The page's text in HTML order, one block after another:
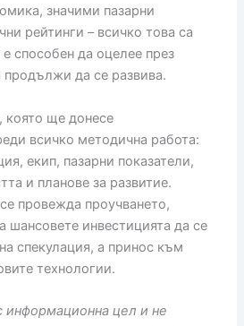
значими пазарни
рейтинги – всичко това са
способен да оцелее през
продължи да се развива.
която ще донесе
всичко методична работа:
екип, пазарни показатели,
и планове за развитие.
провежда проучването,
шансовете инвестицията да се
спекулация, а принос към
технологии.
информационна цел и не